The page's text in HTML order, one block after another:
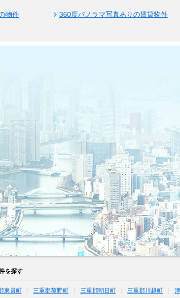
物件 360度パノラマ写真ありの賃貸物件
を探す
東員町 三重郡菰野町 三重郡朝日町 三重郡川越町